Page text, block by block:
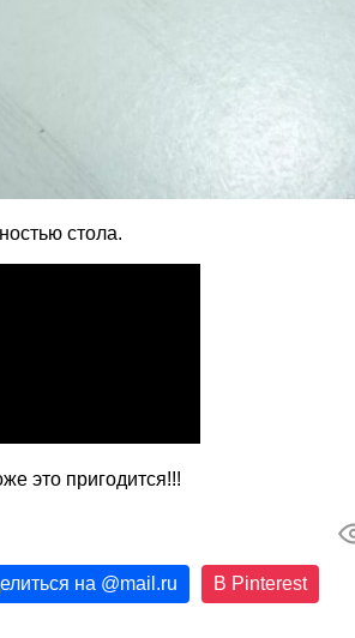
стола.
это пригодится!!!
на @mail.ru В Pinterest